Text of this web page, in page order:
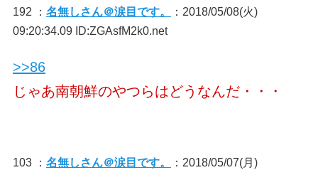
192 ： 名無しさん＠涙目です。
：2018/05/08(火)
09:20:34.09 ID:ZGAsfM2k0.net
>>86
じゃあ南朝鮮のやつらはどうなんだ・・・
103 ： 名無しさん＠涙目です。
：2018/05/07(月)